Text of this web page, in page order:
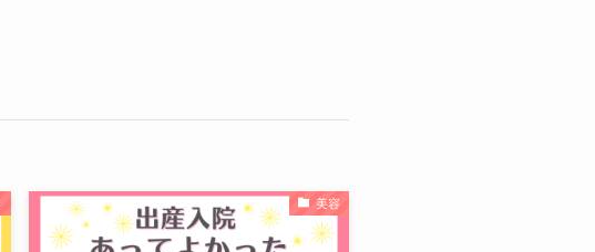
美容